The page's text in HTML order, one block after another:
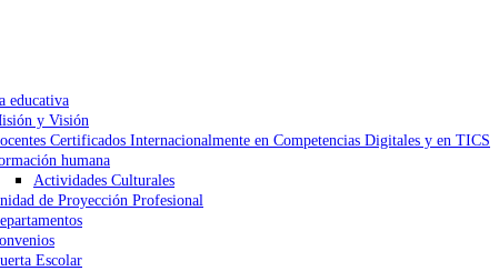
educativa
y Visión
Certificados Internacionalmente en Competencias Digitales y en TICS
humana
Actividades Culturales
de Proyección Profesional
Escolar